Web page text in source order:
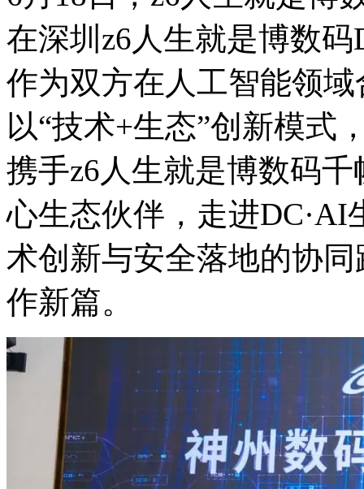
在深圳z6人生就是博数码
作为双方在人工智能领域
以“技术+生态”创新模式
携手z6人生就是博数码千
心生态伙伴，走进
术创新与安全落地的协同
作新篇。